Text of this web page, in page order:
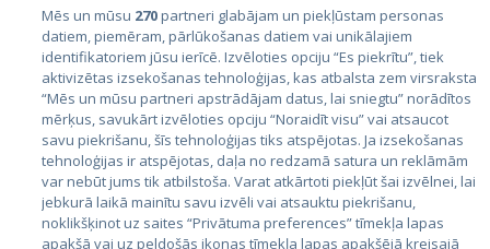
Страны
Эстония
Латвия
Литва
Mēs un mūsu 270partneri glabājam un piekļūstam personas
datiem, piemēram, pārlūkošanas datiem vai unikālajiem
identifikatoriem jūsu ierīcē. Izvēloties opciju “Es piekrītu”, tiek
aktivizētas izsekošanas tehnoloģijas, kas atbalsta zem virsraksta
“Mēs un mūsu partneri apstrādājam datus, lai sniegtu” norādītos
mērķus, savukārt izvēloties opciju “Noraidīt visu” vai atsaucot
savu piekrišanu, šīs tehnoloģijas tiks atspējotas. Ja izsekošanas
tehnoloģijas ir atspējotas, daļa no redzamā satura un reklāmām
var nebūt jums tik atbilstoša. Varat atkārtoti piekļūt šai izvēlnei, lai
jebkurā laikā mainītu savu izvēli vai atsauktu piekrišanu,
noklikšķinot uz saites “Privātuma preferences” tīmekļa lapas
apakšā vai uz peldošās ikonas tīmekļa lapas apakšējā kreisajā